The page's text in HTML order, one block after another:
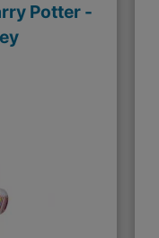
Potter -